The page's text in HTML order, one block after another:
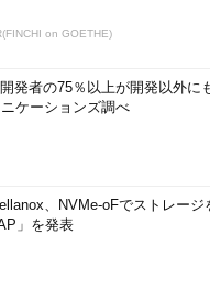
on GOETHE)
開発者の75％以上が開発以外に
ケーションズ調べ
、NVMe-oFでストレージ
」を発表